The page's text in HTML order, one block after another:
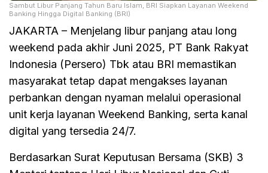
Sambut Libur Panjang Tahun Baru Islam, BRI Siapkan Layanan Weekend
Banking Hingga Digital Banking (BRI)
JAKARTA – Menjelang libur panjang atau long
weekend pada akhir Juni 2025, PT Bank Rakyat
Indonesia (Persero) Tbk atau BRI memastikan
masyarakat tetap dapat mengakses layanan
perbankan dengan nyaman melalui operasional
unit kerja layanan Weekend Banking, serta kanal
digital yang tersedia 24/7.
Berdasarkan Surat Keputusan Bersama (SKB) 3